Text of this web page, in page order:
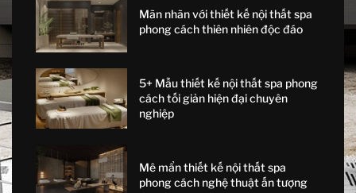
Mãn nhãn với thiết kế nội thất spa
phong cách thiên nhiên độc đáo
5+ Mẫu thiết kế nội thất spa phong
cách tối giản hiện đại chuyên
nghiệp
Mê mẩn thiết kế nội thất spa
phong cách nghệ thuật ấn tượng